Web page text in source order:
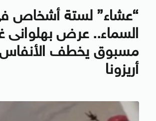
“عشاء” لستة أشخاص
السماء.. عرض بهلوانى
مسبوق يخطف
أريزونا